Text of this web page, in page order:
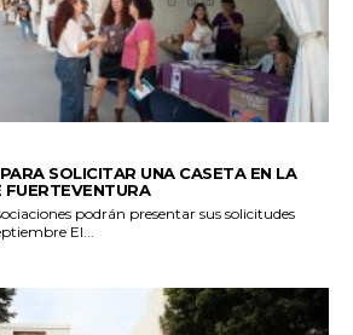
SOLICITAR UNA CASETA EN LA
FUERTEVENTURA
podrán presentar sus solicitudes
hasta el próximo 11 de septiembre El...